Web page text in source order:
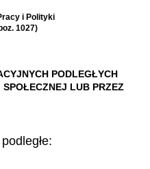
i Polityki
1027)
PODLEGŁYCH
LUB PRZEZ